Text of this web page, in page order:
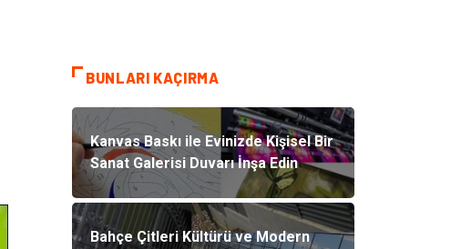
BUNLARI KAÇIRMA
Kanvas Baskı ile Evinizde Kişisel Bir
Sanat Galerisi Duvarı İnşa Edin
Bahçe Çitleri Kültürü ve Modern